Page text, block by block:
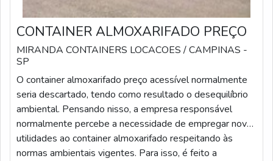
CONTAINER ALMOXARIFADO PREÇO
MIRANDA CONTAINERS LOCACOES/ CAMPINAS -
SP
O container almoxarifado preço acessível normalmente
seria descartado, tendo como resultado o desequilíbrio
ambiental. Pensando nisso, a empresa responsável
normalmente percebe a necessidade de empregar novas
utilidades ao container almoxarifado respeitando às
normas ambientais vigentes. Para isso, é feito a